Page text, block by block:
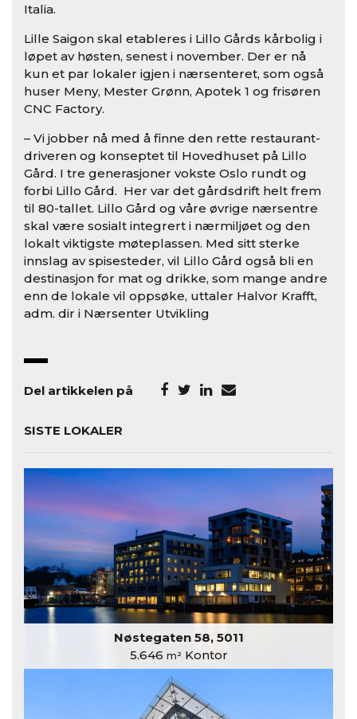
Italia.
Lille Saigon skal etableres i Lillo Gårds kårbolig i
løpet av høsten, senest i november. Der er nå
kun et par lokaler igjen i nærsenteret, som også
huser Meny, Mester Grønn, Apotek 1 og frisøren
CNC Factory.
– Vi jobber nå med å finne den rette restaurant-
driveren og konseptet til Hovedhuset på Lillo
Gård. I tre generasjoner vokste Oslo rundt og
forbi Lillo Gård. Her var det gårdsdrift helt frem
til 80-tallet. Lillo Gård og våre øvrige nærsentre
skal være sosialt integrert i nærmiljøet og den
lokalt viktigste møteplassen. Med sitt sterke
innslag av spisesteder, vil Lillo Gård også bli en
destinasjon for mat og drikke, som mange andre
enn de lokale vil oppsøke, uttaler Halvor Krafft,
adm. dir i Nærsenter Utvikling
Del artikkelen på
SISTE LOKALER
Nøstegaten 58, 5011
5.646 m²Kontor